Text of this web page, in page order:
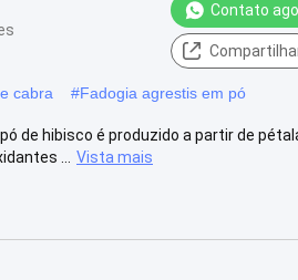
Contato
cabra #Fadogia agrestis em pó
de hibisco é produzido a partir de
...
Vista mais